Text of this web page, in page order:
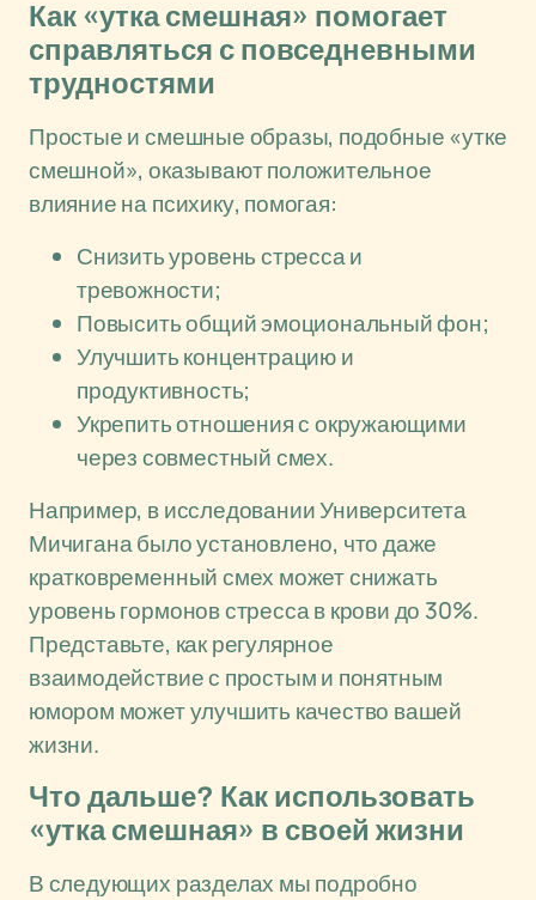
Как «утка смешная» помогает
справляться с повседневными
трудностями
Простые и смешные образы, подобные «утке
смешной», оказывают положительное
влияние на психику, помогая:
Снизить уровень стресса и
тревожности;
Повысить общий эмоциональный фон;
Улучшить концентрацию и
продуктивность;
Укрепить отношения с окружающими
через совместный смех.
Например, в исследовании Университета
Мичигана было установлено, что даже
кратковременный смех может снижать
уровень гормонов стресса в крови до 30%.
Представьте, как регулярное
взаимодействие с простым и понятным
юмором может улучшить качество вашей
жизни.
Что дальше? Как использовать
«утка смешная» в своей жизни
В следующих разделах мы подробно